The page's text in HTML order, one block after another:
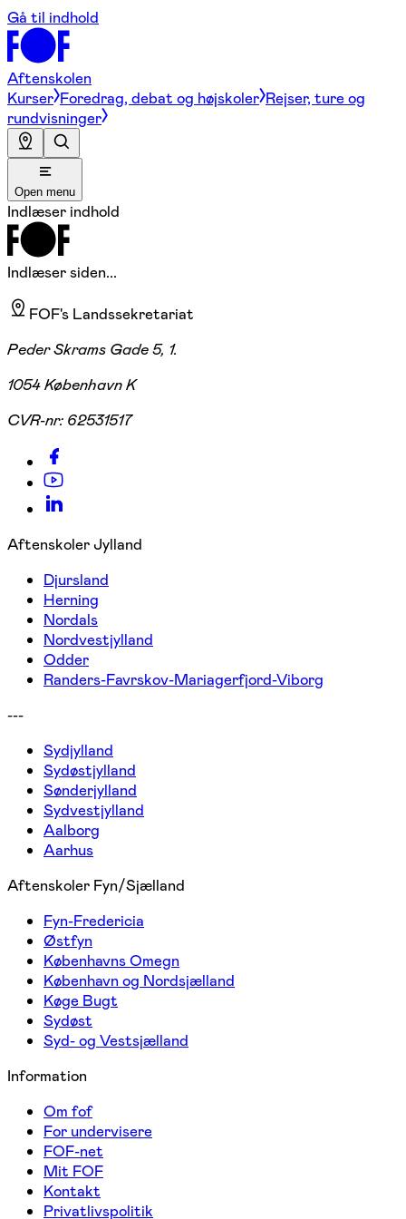
Gå til indhold
Aftenskolen
Kurser Foredrag, debat og højskoler Rejser, ture og
rundvisninger
Open menu
Indlæser indhold
Indlæser siden...
FOF's Landssekretariat
Peder Skrams Gade 5, 1.
1054 København K
CVR-nr: 62531517
Aftenskoler Jylland
Djursland
Herning
Nordals
Nordvestjylland
Odder
Randers-Favrskov-Mariagerfjord-Viborg
---
Sydjylland
Sydøstjylland
Sønderjylland
Sydvestjylland
Aalborg
Aarhus
Aftenskoler Fyn/Sjælland
Fyn-Fredericia
Østfyn
Københavns Omegn
København og Nordsjælland
Køge Bugt
Sydøst
Syd- og Vestsjælland
Information
Om fof
For undervisere
FOF-net
Mit FOF
Kontakt
Privatlivspolitik